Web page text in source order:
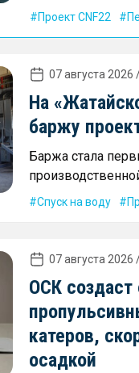
Проект CNF22
07 августа 2026
На
баржу
Баржа стала
Спуск на воду
07 августа 2026
ОСК создаст
катеров,
осадкой